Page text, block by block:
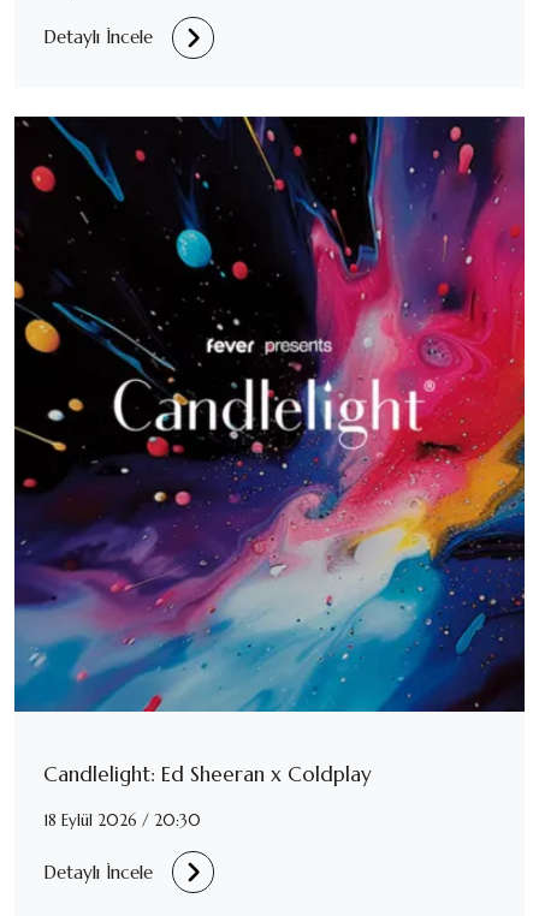
Detaylı İncele
Candlelight: Ed Sheeran x Coldplay
18 Eylül 2026 / 20:30
Detaylı İncele